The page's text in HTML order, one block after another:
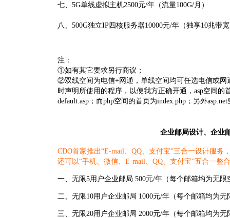
七、5G单线虚拟主机2500元/年（流量100G/月）
八、500G独立IP四核服务器10000元/年（独享10兆带
注：
①如有其它要求另行商议；
②双线空间为电信+网通，单线空间均可任选电信或网
时声明所使用的程序，以便我方正确开通，asp空间的
default.asp；而php空间的首页为index.php；另外
企业邮局设计、企业
CDO首家推出“E-mail、QQ、支付宝”三合一设计服务
还可以“手机、微信、E-mail、QQ、支付宝”五合一整
一、无限5用户企业邮局 500元/年（每个邮箱均为无限
二、无限10用户企业邮局 1000元/年（每个邮箱均为无
三、无限20用户企业邮局 2000元/年（每个邮箱均为无